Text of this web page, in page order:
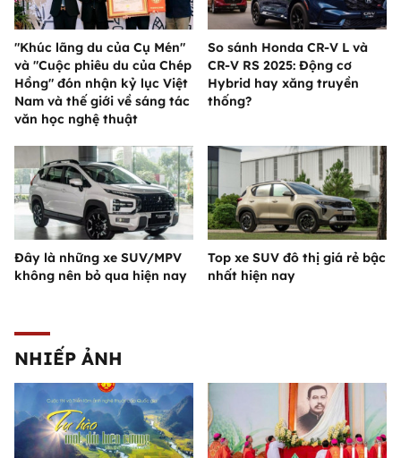
"Khúc lãng du của Cụ Mén"
và "Cuộc phiêu du của Chép
Hồng" đón nhận kỷ lục Việt
Nam và thế giới về sáng tác
văn học nghệ thuật
So sánh Honda CR-V L và
CR-V RS 2025: Động cơ
Hybrid hay xăng truyền
thống?
Đây là những xe SUV/MPV
không nên bỏ qua hiện nay
Top xe SUV đô thị giá rẻ bậc
nhất hiện nay
NHIẾP ẢNH